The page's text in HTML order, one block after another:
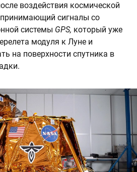
воздействия космической
принимающий сигналы со
системы GPS, который уже
модуля к Луне и
на поверхности спутника в